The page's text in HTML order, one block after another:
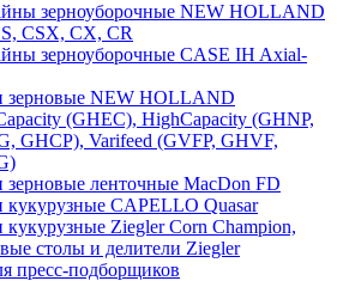
зерноуборочные NEW HOLLAND
CSX, CX, CR
зерноуборочные CASE IH Axial-
зерновые NEW HOLLAND
(GHEC), HighCapacity (GHNP,
GHCP), Varifeed (GVFP, GHVF,
зерновые ленточные MacDon FD
кукурузные CAPELLO Quasar
кукурузные Ziegler Corn Champion,
столы и делители Ziegler
пресс-подборщиков